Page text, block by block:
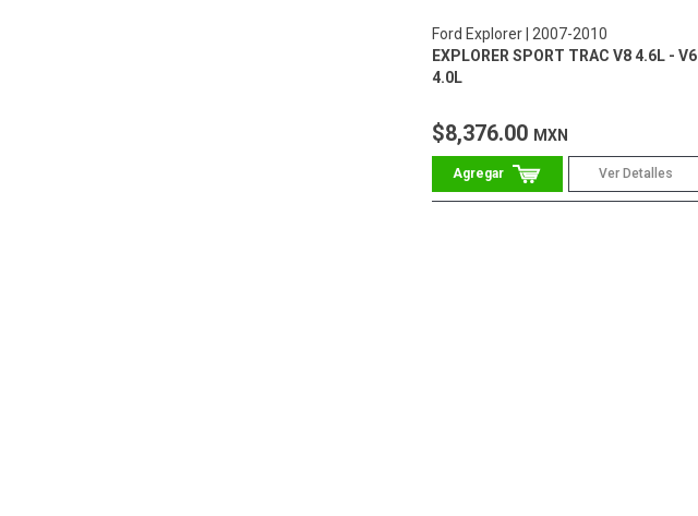
Ford Explorer 2007-2010
EXPLORER SPORT TRAC V8 4.6L - V6
4.0L
$8,376.00 MXN
Ver Detalles